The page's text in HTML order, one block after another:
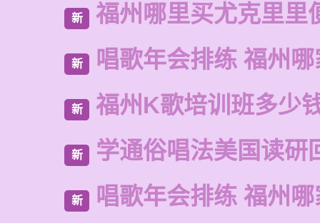
新 福州哪里买尤克里里
新 唱歌年会排练 福州
新 福州K歌培训班多少
新 学通俗唱法美国读研
新 唱歌年会排练 福州